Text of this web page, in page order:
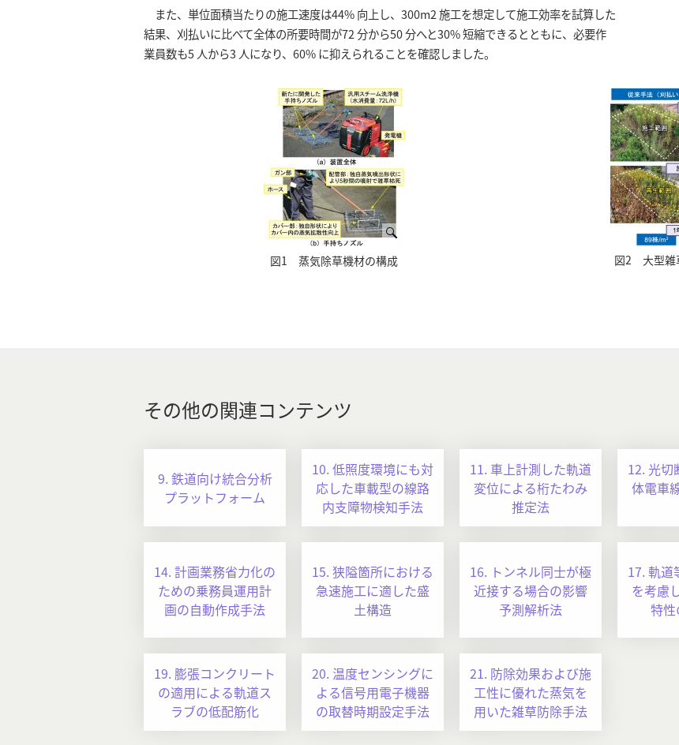
また、単位面積当たりの施工速度は44% 向上し、300m2 施工を想定して施工効率を試算した
結果、刈払いに比べて全体の所要時間が72 分から50 分へと30% 短縮できるとともに、必要作
業員数も5 人から3 人になり、60% に抑えられることを確認しました。
図1 蒸気除草機材の構成
図2 大型雑
その他の関連コンテンツ
9. 鉄道向け統合分析
プラットフォーム
10. 低照度環境にも対
応した車載型の線路
内支障物検知手法
11. 車上計測した軌道
変位による桁たわみ
推定法
12. 光切
体電車
14. 計画業務省力化の
ための乗務員運用計
画の自動作成手法
15. 狭隘箇所における
急速施工に適した盛
土構造
16. トンネル同士が極
近接する場合の影響
予測解析法
17. 軌道
を考慮
特
19. 膨張コンクリート
の適用による軌道ス
ラブの低配筋化
20. 温度センシングに
よる信号用電子機器
の取替時期設定手法
21. 防除効果および施
工性に優れた蒸気を
用いた雑草防除手法